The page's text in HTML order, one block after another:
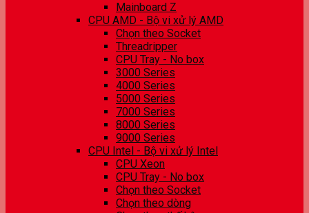
Mainboard Z
CPU AMD - Bộ vi xử lý AMD
Chọn theo Socket
Threadripper
CPU Tray - No box
3000 Series
4000 Series
5000 Series
7000 Series
8000 Series
9000 Series
CPU Intel - Bộ vi xử lý Intel
CPU Xeon
CPU Tray - No box
Chọn theo Socket
Chọn theo dòng